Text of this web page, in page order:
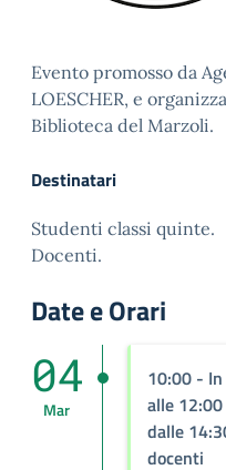
Evento promosso da
LOESCHER, e
Biblioteca del Marzoli.
Destinatari
Studenti classi quinte.
Docenti.
Date e Orari
04
Mar
10:00 -
alle
dalle
docenti